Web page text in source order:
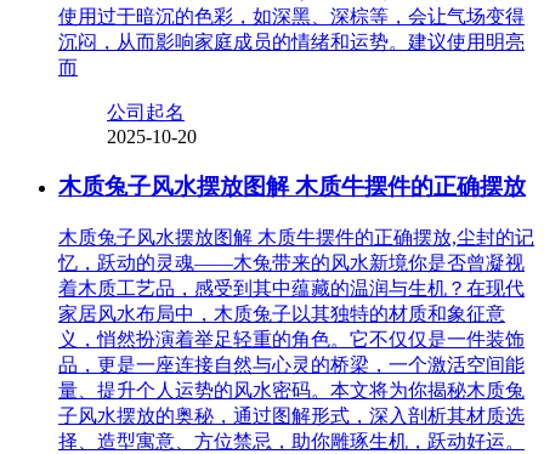
使用过于暗沉的色彩，如深黑、深棕等，会让气场变得
沉闷，从而影响家庭成员的情绪和运势。建议使用明亮
而
公司起名
2025-10-20
木质兔子风水摆放图解 木质牛摆件的正确摆放
木质兔子风水摆放图解 木质牛摆件的正确摆放,尘封的记
忆，跃动的灵魂——木兔带来的风水新境你是否曾凝视
着木质工艺品，感受到其中蕴藏的温润与生机？在现代
家居风水布局中，木质兔子以其独特的材质和象征意
义，悄然扮演着举足轻重的角色。它不仅仅是一件装饰
品，更是一座连接自然与心灵的桥梁，一个激活空间能
量、提升个人运势的风水密码。本文将为你揭秘木质兔
子风水摆放的奥秘，通过图解形式，深入剖析其材质选
择、造型寓意、方位禁忌，助你雕琢生机，跃动好运。